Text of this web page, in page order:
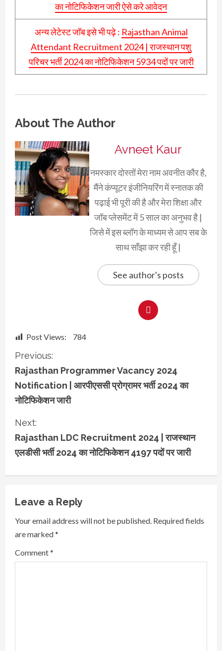
का नोटिफिकेशन जारी ऐसे करे आवेदन
अन्य लेटेस्ट जॉब इसे भी पढ़े : Rajasthan Animal
Attendant Recruitment 2024 | राजस्थान पशु
परिचर भर्ती 2024 का नोटिफिकेशन 5934 पदों पर जारी
About The Author
Avneet Kaur
नमस्कार दोस्तों मेरा नाम अवनीत कौर है,
मैंने कंप्यूटर इंजीनियरिंग में स्नातक की
पढ़ाई भी पूरी की है और मेरा शिक्षा और
जॉब प्लेसमेंट में 5 साल का अनुभव है |
जिसे में इस ब्लॉग के माध्यम से आप सब के
साथ साँझा कर रही हूँ |
See author's posts
Post Views: 784
C
o
n
t
i
n
e
R
e
a
Previous:
Rajasthan Programmer Vacancy 2024
Notification | आरपीएससी प्रोग्रामर भर्ती 2024 का
नोटिफिकेशन जारी
Next:
Rajasthan LDC Recruitment 2024 | राजस्थान
एलडीसी भर्ती 2024 का नोटिफिकेशन 4197 पदों पर जारी
Leave a Reply
Your email address will not be published. Required fields
are marked*
Comment*